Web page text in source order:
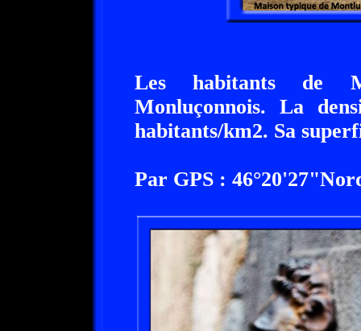
Les habitants de
Monluçonnois. La
habitants/km2. Sa
Par GPS :